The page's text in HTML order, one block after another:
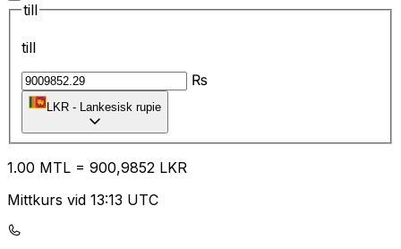
till
till
₨
LKR - Lankesisk rupie
1.00 MTL = 900,9852 LKR
Mittkurs vid 13:13 UTC